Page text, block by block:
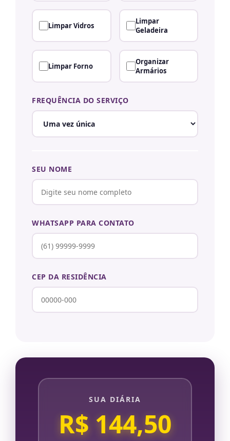
Limpar Vidros
Limpar
Geladeira
Limpar Forno
Organizar
Armários
FREQUÊNCIA DO SERVIÇO
SEU NOME
WHATSAPP PARA CONTATO
CEP DA RESIDÊNCIA
SUA DIÁRIA
R$ 144,50